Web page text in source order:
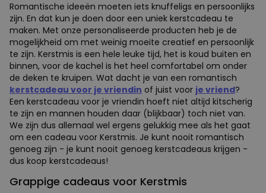
Romantische ideeën moeten iets knuffeligs en persoonlijks
zijn. En dat kun je doen door een uniek kerstcadeau te
maken. Met onze personaliseerde producten heb je de
mogelijkheid om met weinig moeite creatief en persoonlijk
te zijn. Kerstmis is een hele leuke tijd, het is koud buiten en
binnen, voor de kachel is het heel comfortabel om onder
de deken te kruipen. Wat dacht je van een romantisch
kerstcadeau voor je vriendin of juist voor je vriend?
Een kerstcadeau voor je vriendin hoeft niet altijd kitscherig
te zijn en mannen houden daar (blijkbaar) toch niet van.
We zijn dus allemaal wel ergens gelukkig mee als het gaat
om een cadeau voor Kerstmis. Je kunt nooit romantisch
genoeg zijn - je kunt nooit genoeg kerstcadeaus krijgen -
dus koop kerstcadeaus!
Grappige cadeaus voor Kerstmis